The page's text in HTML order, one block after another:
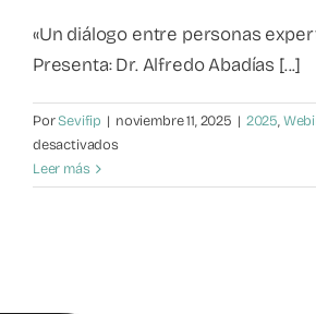
«Un diálogo entre personas
Presenta: Dr. Alfredo Abadías [...]
PorSevifip | noviembre 11, 2025 | 2025,
desactivadosen
prácticas
Leer más